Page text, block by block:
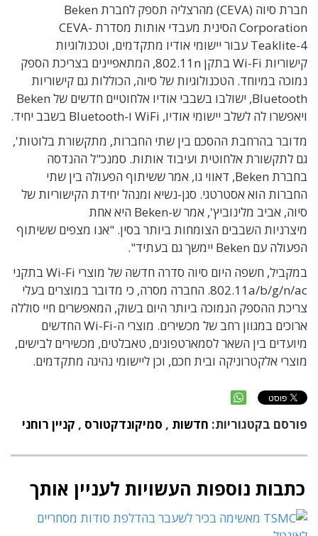
חברת סיוה (CEVA) מהרצליה תספק לחברת Beken
Corporation הסינית מעבדי אותות מסדרת CEVA-
Teaklite-4 עבור יישומי אודיו מתקדמים, וטכנולוגיות
קישוריות Wi-Fi בתקן 802.11n, המתאפיינים בצריכת הספק
נמוכה במיוחד. הטכנולוגיות של סיוה, הכוללות גם קישוריות
Bluetooth, ישולבו בשבבי אודיו אלחוטיים חדשים של Beken
ויאפשרו לה לשלב יישומי אודיו, WiFi ו-Bluetooth בשבב יחיד.
מדובר בהרחבת ההסכם בין שתי החברות, מתקשורת בלוטות',
גם לתקשורת אלחוטית ועיבוד אותות. סמנכ"ל ההנדסה
בחברת Beken, דאווי גו, אמר ששיתוף הפעולה בין שתי
החברות הוא אסטרטגי. סגן-נשיא ומנהל יחידת הקישוריות של
סיוה, אביב מלינוביץ', אמר ש-Beken היא אחת
מיצרניות השבבים הצומחות ביותר בסין. "אנו מצפים ששיתוף
הפעולה עם Beken יימשך גם בעתיד".
במקביל, חשפה היום סיוה סדרה חדשה של מוצרי Wi-Fi בתקני
802.11a/b/g/n/ac. החברה מסרה, כי מדובר במוצרים בעלי
צריכת ההספק הנמוכה ביותר היום בשוק, המאפשרים חיי סוללה
ארוכים במגוון רחב של מכשירים. מוצרי ה-Wi-Fi החדשים
מיועדים בין השאר לסמארטפונים, טאבלטים, מכשירים לבישים,
מוצרי אלקטרוניקה ובית חכם, וכן ליישומי נהיגה מתקדמים.
פורסם בקטגוריות: חדשות , סמיקונדקטורס , קניין רוחני
כתבות נוספות העשויות לעניין אותך